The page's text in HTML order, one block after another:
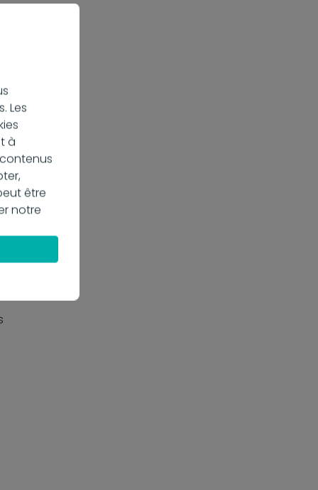
Les
à
être
notre